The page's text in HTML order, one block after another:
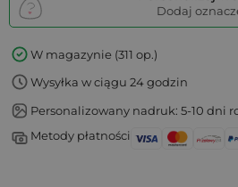
Dodaj
W magazynie (311 op.)
Wysyłka w ciągu 24 godzin
Personalizowany nadruk: 5-10 dni
Metody płatności